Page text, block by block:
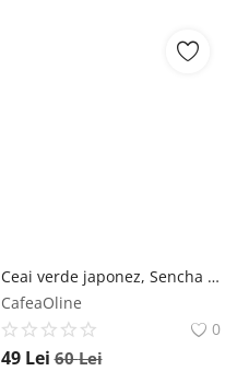
Ceai verde japonez, Sencha Organic 60g - Default Title Moya
CafeaOline
0
49 Lei 60Lei